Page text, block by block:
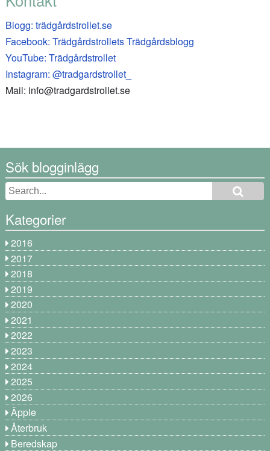
Blogg: trädgårdstrollet.se
Facebook: Trädgårdstrollets Trädgårdsblogg
YouTube: Trädgårdstrollet
Instagram: @tradgardstrollet_
Mail: info@tradgardstrollet.se
Sök blogginlägg
Kategorier
2016
2017
2018
2019
2020
2021
2022
2023
2024
2025
2026
Äpple
Återbruk
Beredskap